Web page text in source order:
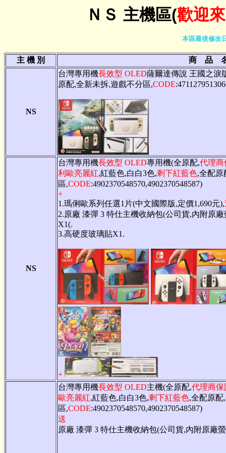
ＮＳ 主機區(歡迎
本區最後修改
主 機 別 商 品
NS
台灣專用機長效型 OLED薩爾達傳說 王國之淚
原配,全新未拆,遊戲不分區,CODE
NS
台灣專用機長效型 OLED專用機(全原配,代理商
利歐亮麗紅,紅藍色,白白3色,剩下紅藍色,全配原
區,CODE:4902370548570,4902370548587)
+
1.瑪俐歐系列任選1片(中文國際版,定價1,690元),
2.原廠 漆彈 3 特仕主機收納包(公司貨,內附原
X1(.
3.高硬度玻璃貼X1.
+
台灣專用機長效型 OLED主機(全原配,代理商保
歐亮麗紅,紅藍色,白白3色,剩下紅藍色,全配原配
區,CODE:4902370548570,4902370548587)
送
原廠 漆彈 3 特仕主機收納包(公司貨,內附原廠